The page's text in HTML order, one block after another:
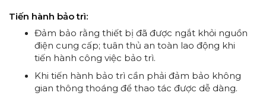
Tiến hành bảo trì:
Đảm bảo rằng thiết bị đã được ngắt khỏi nguồn
điện cung cấp; tuân thủ an toàn lao động khi
tiến hành công việc bảo trì.
Khi tiến hành bảo trì cần phải đảm bảo không
gian thông thoáng để thao tác được dễ dàng.